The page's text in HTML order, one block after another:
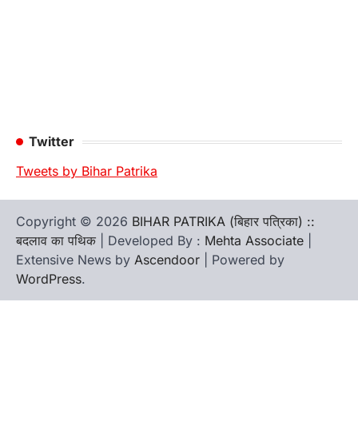
Twitter
Tweets by Bihar Patrika
Copyright © 2026 BIHAR PATRIKA (बिहार पत्रिका) ::
बदलाव का पथिक | Developed By : Mehta Associate
Extensive News by Ascendoor | Powered by
WordPress.